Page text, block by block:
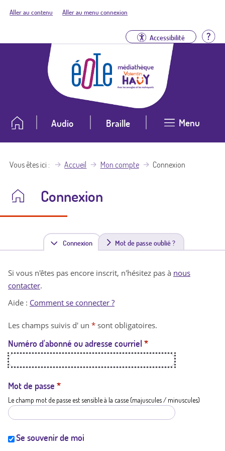
Aller au contenu Aller au menu connexion
Accessibilité
Audio Braille Menu
Vous êtes ici Accueil Mon compte Connexion
Connexion
Connexion(
n
t
a
t
i
Mot de passe oublié ?
Si vous n'êtes pas encore inscrit, n'hésitez pas à nous
contacter.
Aide : Comment se connecter ?
Les champs suivis d' un * sont obligatoires.
Numéro d'abonné ou adresse courriel *
Mot de passe *
Le champ mot de passe est sensible à la casse (majuscules / minuscules)
Se souvenir de moi